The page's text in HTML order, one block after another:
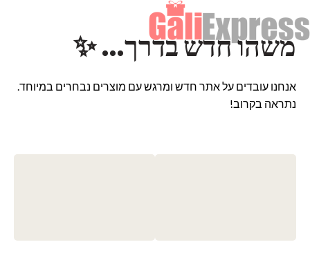
משהו חדש בדרך… ✨
אנחנו עובדים על אתר חדש ומרגש עם מוצרים נבחרים במיוחד.
נתראה בקרוב!